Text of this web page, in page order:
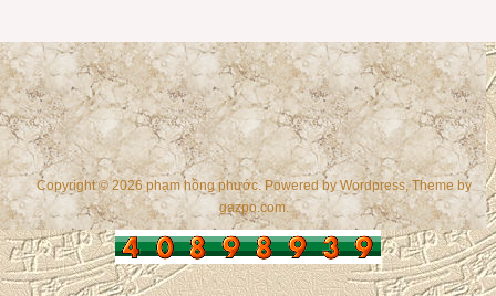
Copyright © 2026 phạm hồng phước. Powered byWordpress, Theme by
gazpo.com.